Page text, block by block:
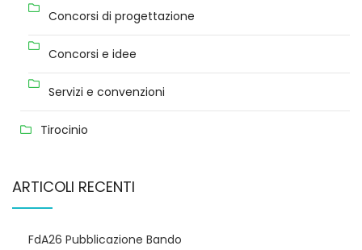
Concorsi di progettazione
Concorsi e idee
Servizi e convenzioni
Tirocinio
ARTICOLI RECENTI
FdA26 Pubblicazione Bando